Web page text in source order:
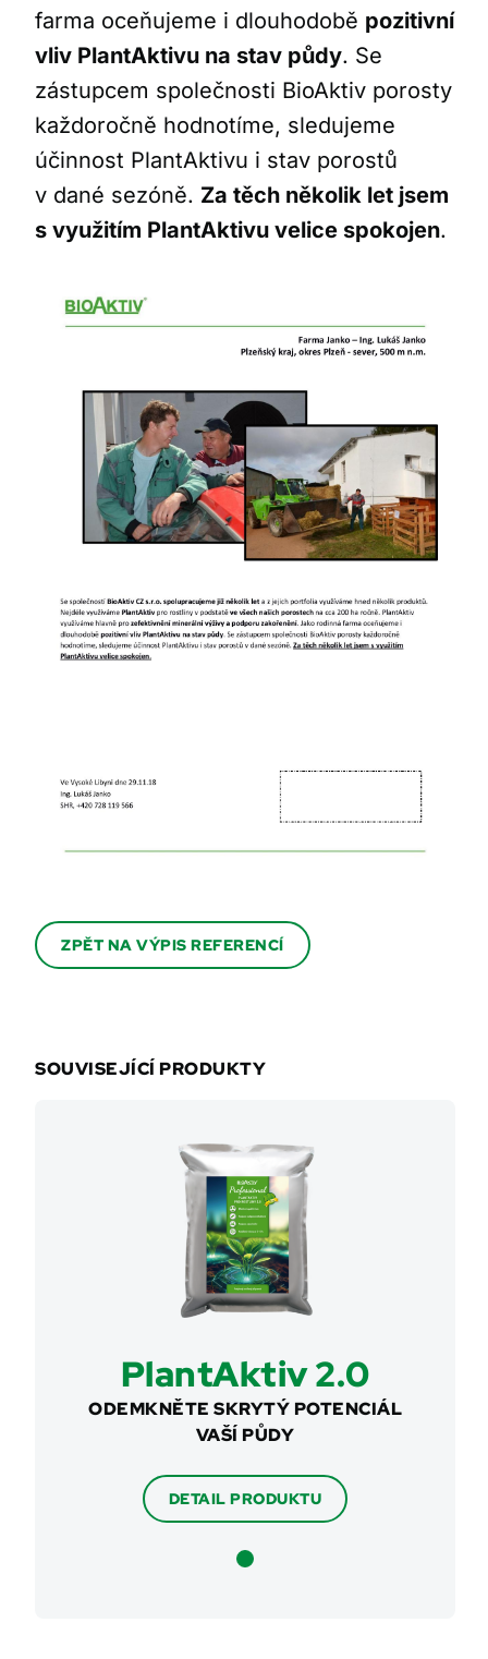
farma oceňujeme i dlouhodobě pozitivní
vliv PlantAktivu na stav půdy. Se
zástupcem společnosti BioAktiv porosty
každoročně hodnotíme, sledujeme
účinnost PlantAktivu i stav porostů
v dané sezóně. Za těch několik let jsem
s využitím PlantAktivu velice spokojen.
ZPĚT NA VÝPIS REFERENCÍ
SOUVISEJÍCÍ PRODUKTY
PlantAktiv 2.0
ODEMKNĚTE SKRYTÝ POTENCIÁL
VAŠÍ PŮDY
DETAIL PRODUKTU